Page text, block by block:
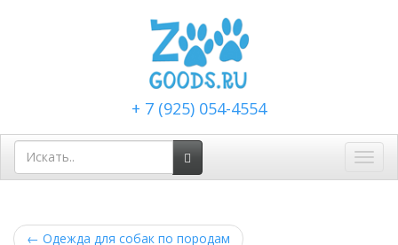
+ 7 (925) 054-4554
← Одежда для собак по породам